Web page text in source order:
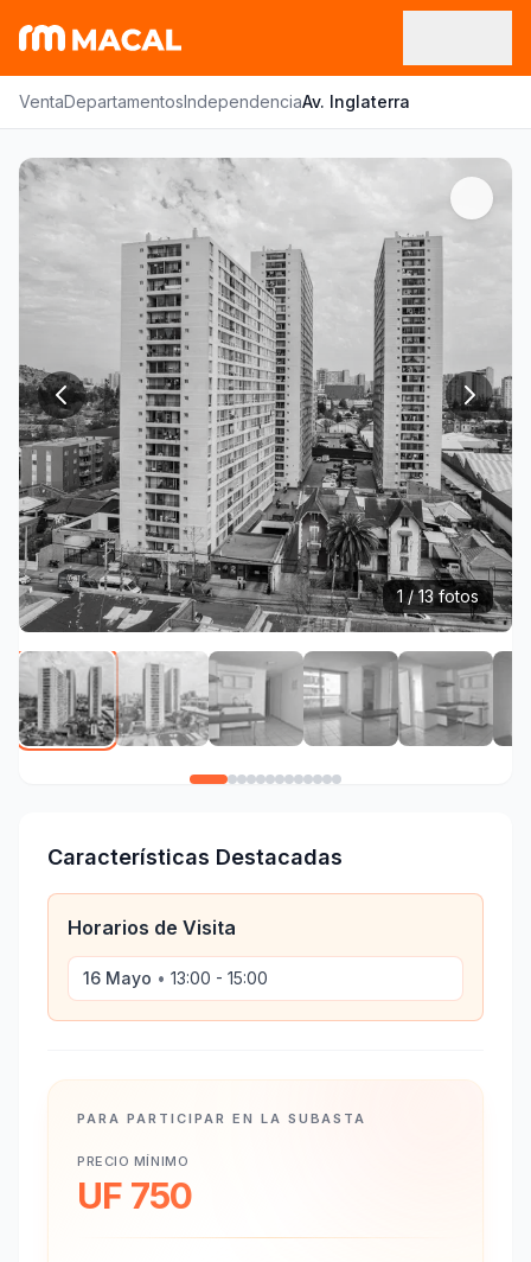
VentaDepartamentosIndependenciaAv. Inglaterra
1 / 13 fotos
Características Destacadas
Horarios de Visita
16 Mayo • 13:00 - 15:00
PARA PARTICIPAR EN LA SUBASTA
PRECIO MÍNIMO
UF 750